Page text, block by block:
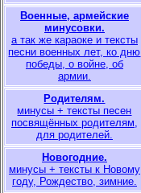
Военные, армейские
минусовки.
а так же караоке и тексты
песни военных лет, ко дню
победы, о войне, об
армии.
Родителям.
минусы + тексты песен
посвящённых родителям,
для родителей.
Новогодние.
минусы + тексты к Новому
году, Рождество, зимние.